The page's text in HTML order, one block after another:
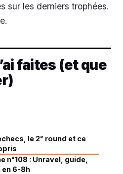
sur les derniers trophées.
faites (et que
le 2ᵉ round et ce
n°108 : Unravel, guide,
en 6-8h